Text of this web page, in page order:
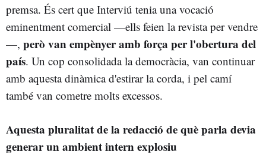
premsa. És cert que Interviú tenia una vocació
eminentment comercial —ells feien la revista per vendre
—, però van empènyer amb força per l'obertura del
país. Un cop consolidada la democràcia, van continuar
amb aquesta dinàmica d'estirar la corda, i pel camí
també van cometre molts excessos.
Aquesta pluralitat de la redacció de què parla devia
generar un ambient intern explosiu